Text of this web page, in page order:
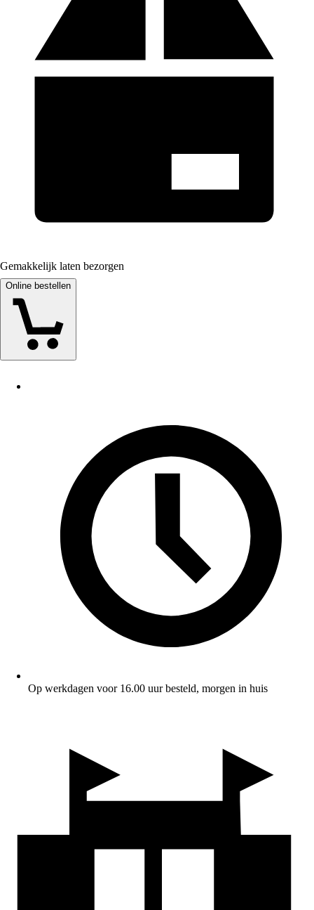
Gemakkelijk laten bezorgen
Online bestellen
Op werkdagen voor 16.00 uur besteld, morgen in huis